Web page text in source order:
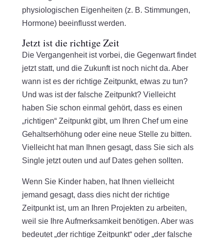
physiologischen Eigenheiten (z. B. Stimmungen,
Hormone) beeinflusst werden.
Jetzt ist die richtige Zeit
Die Vergangenheit ist vorbei, die Gegenwart findet
jetzt statt, und die Zukunft ist noch nicht da. Aber
wann ist es der richtige Zeitpunkt, etwas zu tun?
Und was ist der falsche Zeitpunkt? Vielleicht
haben Sie schon einmal gehört, dass es einen
„richtigen“ Zeitpunkt gibt, um Ihren Chef um eine
Gehaltserhöhung oder eine neue Stelle zu bitten.
Vielleicht hat man Ihnen gesagt, dass Sie sich als
Single jetzt outen und auf Dates gehen sollten.
Wenn Sie Kinder haben, hat Ihnen vielleicht
jemand gesagt, dass dies nicht der richtige
Zeitpunkt ist, um an Ihren Projekten zu arbeiten,
weil sie Ihre Aufmerksamkeit benötigen. Aber was
bedeutet „der richtige Zeitpunkt“ oder „der falsche